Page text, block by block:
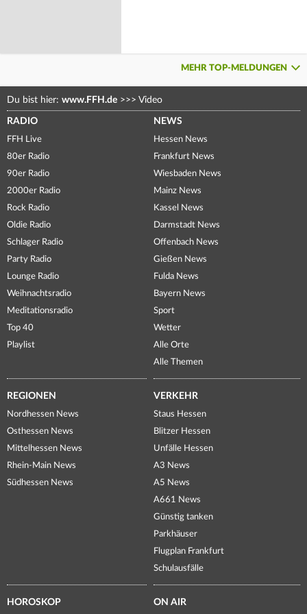
MEHR TOP-MELDUNGEN
Du bist hier: www.FFH.de >>> Video
RADIO
FFH Live
80er Radio
90er Radio
2000er Radio
Rock Radio
Oldie Radio
Schlager Radio
Party Radio
Lounge Radio
Weihnachtsradio
Meditationsradio
Top 40
Playlist
NEWS
Hessen News
Frankfurt News
Wiesbaden News
Mainz News
Kassel News
Darmstadt News
Offenbach News
Gießen News
Fulda News
Bayern News
Sport
Wetter
Alle Orte
Alle Themen
REGIONEN
Nordhessen News
Osthessen News
Mittelhessen News
Rhein-Main News
Südhessen News
VERKEHR
Staus Hessen
Blitzer Hessen
Unfälle Hessen
A3 News
A5 News
A661 News
Günstig tanken
Parkhäuser
Flugplan Frankfurt
Schulausfälle
HOROSKOP ON AIR